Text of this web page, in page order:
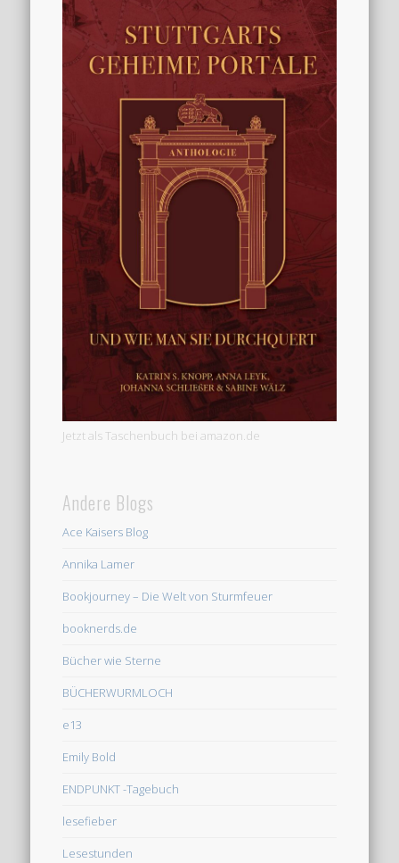
Jetzt als Taschenbuch bei amazon.de
Andere Blogs
Ace Kaisers Blog
Annika Lamer
Bookjourney – Die Welt von Sturmfeuer
booknerds.de
Bücher wie Sterne
BÜCHERWURMLOCH
e13
Emily Bold
ENDPUNKT -Tagebuch
lesefieber
Lesestunden